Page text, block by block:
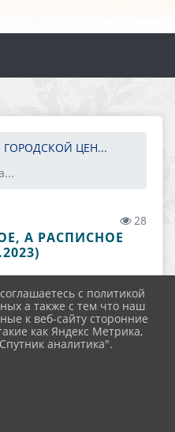
ЦЕН...
28
А РАСПИСНОЕ
с политикой
а также с тем что наш
к веб-сайту сторонние
как Яндекс Метрика,
аналитика".